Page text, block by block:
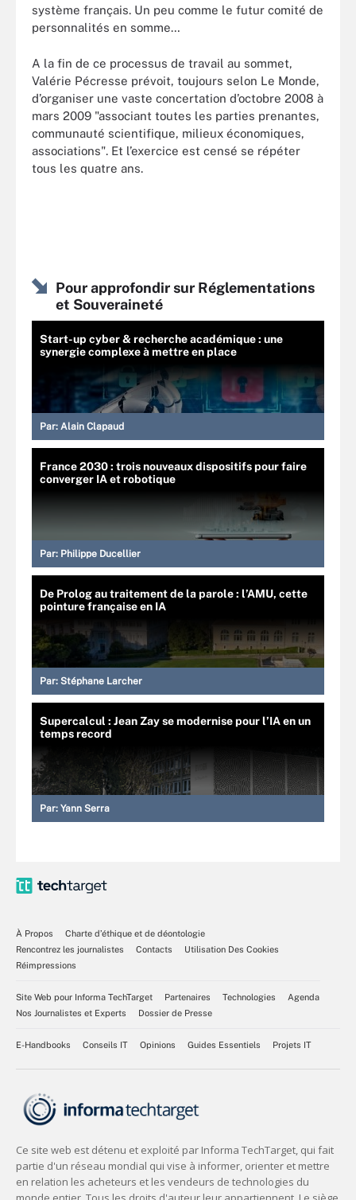
système français. Un peu comme le futur comité de
personnalités en somme…
A la fin de ce processus de travail au sommet,
Valérie Pécresse prévoit, toujours selon Le Monde,
d’organiser une vaste concertation d’octobre 2008 à
mars 2009 "associant toutes les parties prenantes,
communauté scientifique, milieux économiques,
associations". Et l’exercice est censé se répéter
tous les quatre ans.
Pour approfondir sur Réglementations
et Souveraineté
Start-up cyber & recherche académique : une
synergie complexe à mettre en place
Par: Alain Clapaud
France 2030 : trois nouveaux dispositifs pour faire
converger IA et robotique
Par: Philippe Ducellier
De Prolog au traitement de la parole : l’AMU, cette
pointure française en IA
Par: Stéphane Larcher
Supercalcul : Jean Zay se modernise pour l’IA en un
temps record
Par: Yann Serra
À Propos
Charte d’éthique et de déontologie
Rencontrez les journalistes
Contacts
Utilisation Des Cookies
Réimpressions
Site Web pour Informa TechTarget Partenaires Technologies
Agenda
Nos Journalistes et Experts
Dossier de Presse
E-Handbooks Conseils IT Opinions Guides Essentiels Projets IT